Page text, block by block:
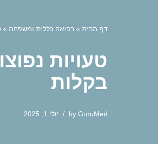
דף הבית » רפואה כללית ומשפחה »
טעויות
בקלות
by GuruMed יולי 1, 2025